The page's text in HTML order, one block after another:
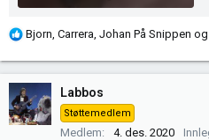
R
k
s
j
Bjorn Carrera Johan På Snippen og
Labbos
Støttemedlem
Medlem 4. des. 2020